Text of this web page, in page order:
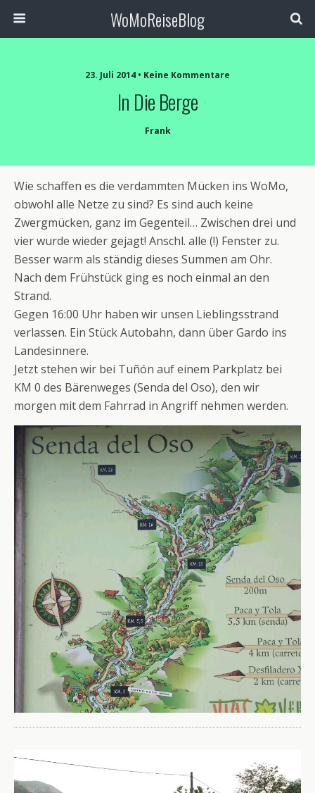
WoMoReiseBlog
23. Juli 2014 • Keine Kommentare
In Die Berge
Frank
Wie schaffen es die verdammten Mücken ins WoMo,
obwohl alle Netze zu sind? Es sind auch keine
Zwergmücken, ganz im Gegenteil… Zwischen drei und
vier wurde wieder gejagt! Anschl. alle (!) Fenster zu.
Besser warm als ständig dieses Summen am Ohr.
Nach dem Frühstück ging es noch einmal an den
Strand.
Gegen 16:00 Uhr haben wir unsen Lieblingsstrand
verlassen. Ein Stück Autobahn, dann über Gardo ins
Landesinnere.
Jetzt stehen wir bei Tuñón auf einem Parkplatz bei
KM 0 des Bärenweges (Senda del Oso), den wir
morgen mit dem Fahrrad in Angriff nehmen werden.